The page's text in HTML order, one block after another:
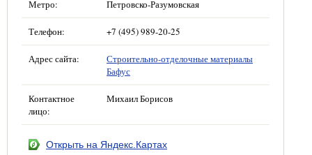
Метро: Петровско-Разумовская
Телефон: +7 (495) 989-20-25
Адрес сайта:
Строительно-отделочные материалы
Бафус
Контактное
лицо:
Михаил Борисов
Открыть на Яндекс.Картах